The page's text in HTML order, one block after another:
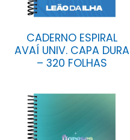
CADERNO ESPIRAL
AVAÍ UNIV. CAPA DURA
– 320 FOLHAS